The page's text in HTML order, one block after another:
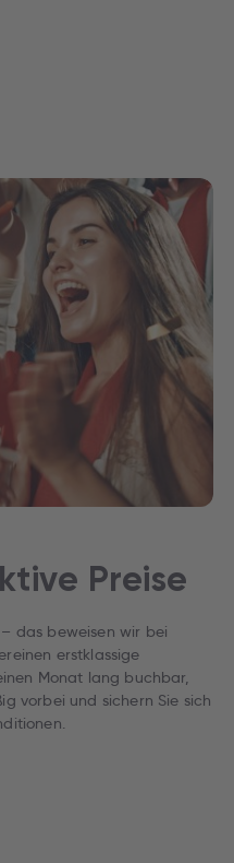
Preise
das beweisen wir bei
erstklassige
Monat lang buchbar,
vorbei und sichern Sie sich